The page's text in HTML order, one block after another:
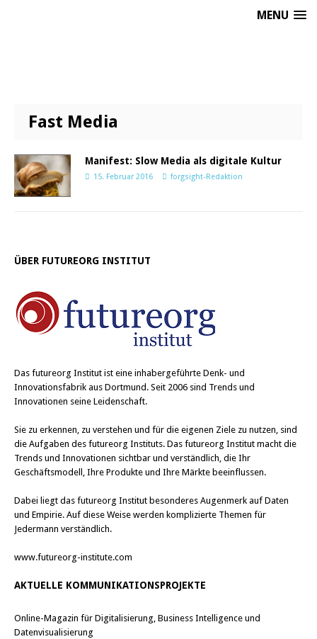
MENU
Fast Media
Manifest: Slow Media als digitale Kultur
15. Februar 2016 forgsight-Redaktion
ÜBER FUTUREORG INSTITUT
Das futureorg Institut ist eine inhabergeführte Denk- und
Innovationsfabrik aus Dortmund. Seit 2006 sind Trends und
Innovationen seine Leidenschaft.
Sie zu erkennen, zu verstehen und für die eigenen Ziele zu nutzen, sind
die Aufgaben des futureorg Instituts. Das futureorg Institut macht die
Trends und Innovationen sichtbar und verständlich, die Ihr
Geschäftsmodell, Ihre Produkte und Ihre Märkte beeinflussen.
Dabei liegt das futureorg Institut besonderes Augenmerk auf Daten
und Empirie. Auf diese Weise werden komplizierte Themen für
Jedermann verständlich.
www.futureorg-institute.com
AKTUELLE KOMMUNIKATIONSPROJEKTE
Online-Magazin für Digitalisierung, Business Intelligence und
Datenvisualisierung